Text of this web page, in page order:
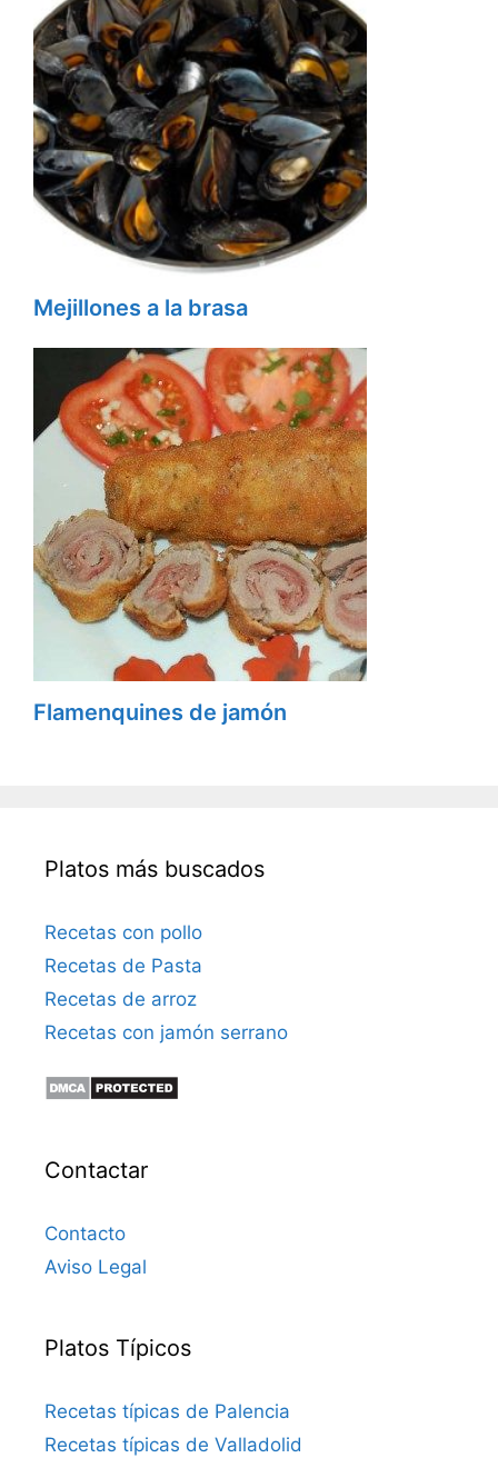
Mejillones a la brasa
Flamenquines de jamón
Platos más buscados
Recetas con pollo
Recetas de Pasta
Recetas de arroz
Recetas con jamón serrano
Contactar
Contacto
Aviso Legal
Platos Típicos
Recetas típicas de Palencia
Recetas típicas de Valladolid